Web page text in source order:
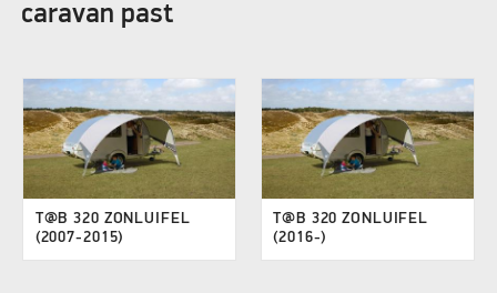
caravan past
T@B 320 ZONLUIFEL
(2007-2015)
T@B 320 ZONLUIFEL
(2016-)